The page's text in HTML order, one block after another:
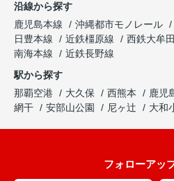
沿線から探す
鹿児島本線
沖縄都市モノレール
日豊本線
近鉄橿原線 西鉄大牟
南海本線
近鉄長野線
駅から探す
那覇空港
大久保 西熊本 鹿児
網干
安部山公園 尼ヶ辻 大和
フォローアッ